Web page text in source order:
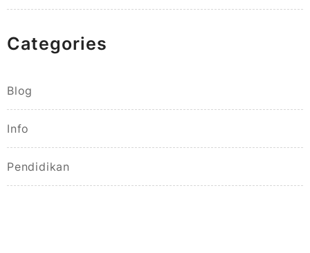
Categories
Blog
Info
Pendidikan